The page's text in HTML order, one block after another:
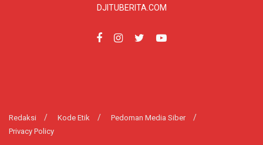
DJITUBERITA.COM
Redaksi Kode Etik
Pedoman Media Siber
Privacy Policy